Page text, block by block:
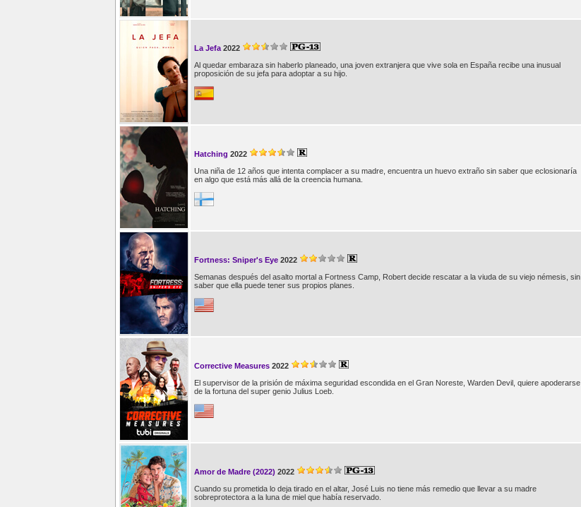
La Jefa 2022
Al quedar embaraza sin haberlo planeado, una joven extranjera que vive sola en España recibe una inusual
proposición de su jefa para adoptar a su hijo.
Hatching 2022
Una niña de 12 años que intenta complacer a su madre, encuentra un huevo extraño sin saber que eclosionaría
en algo que está más allá de la creencia humana.
Fortness: Sniper's Eye 2022
Semanas después del asalto mortal a Fortness Camp, Robert decide rescatar a la viuda de su viejo némesis, sin
saber que ella puede tener sus propios planes.
Corrective Measures 2022
El supervisor de la prisión de máxima seguridad escondida en el Gran Noreste, Warden Devil, quiere apoderarse
de la fortuna del super genio Julius Loeb.
Amor de Madre (2022) 2022
Cuando su prometida lo deja tirado en el altar, José Luis no tiene más remedio que llevar a su madre
sobreprotectora a la luna de miel que había reservado.